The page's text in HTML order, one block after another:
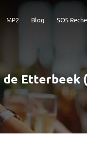
SOS
Blog
MP2
Etterbeek